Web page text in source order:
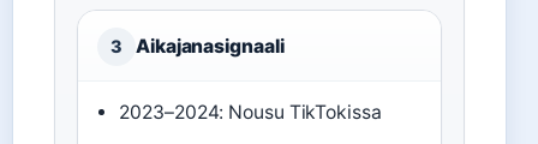
3 Aikajanasignaali
2023–2024: Nousu TikTokissa